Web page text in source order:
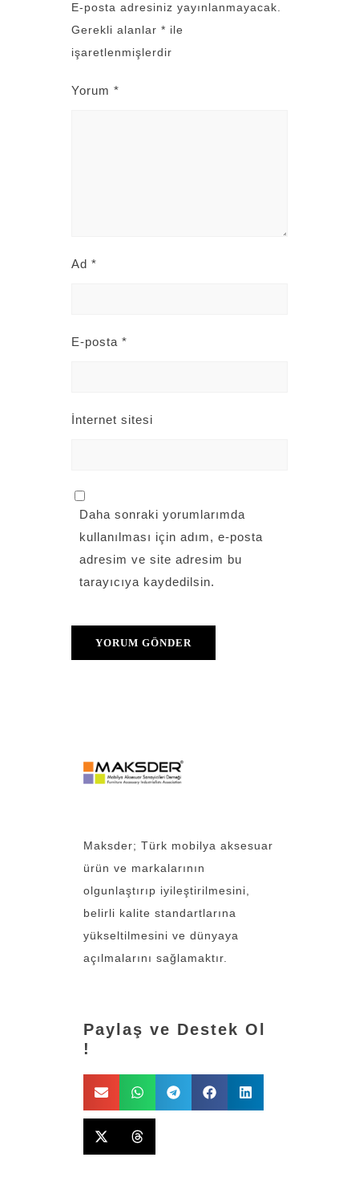
E-posta adresiniz yayınlanmayacak.
Gerekli alanlar * ile
işaretlenmişlerdir
Yorum *
Ad *
E-posta *
İnternet sitesi
Daha sonraki yorumlarımda
kullanılması için adım, e-posta
adresim ve site adresim bu
tarayıcıya kaydedilsin.
Maksder; Türk mobilya aksesuar
ürün ve markalarının
olgunlaştırıp iyileştirilmesini,
belirli kalite standartlarına
yükseltilmesini ve dünyaya
açılmalarını sağlamaktır.
Paylaş ve Destek Ol
!